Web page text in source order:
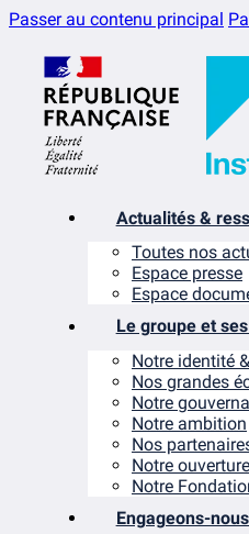
Passer au contenu principal
Actualités &
Toutes nos
Espace presse
Espace
Le groupe et
Notre identité
Nos grandes
Notre
Notre ambition
Nos
Notre
Notre
Engageons-